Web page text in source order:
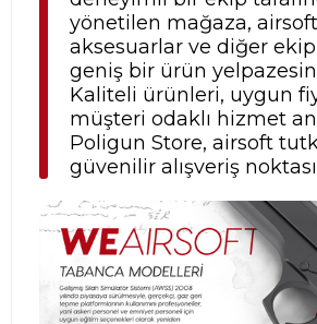
yönetilen mağaza,
aksesuarlar ve diğer
geniş bir ürün
Kaliteli ürünleri, uygun
müşteri odaklı hizmet
Poligun Store, airsoft
güvenilir alışveriş